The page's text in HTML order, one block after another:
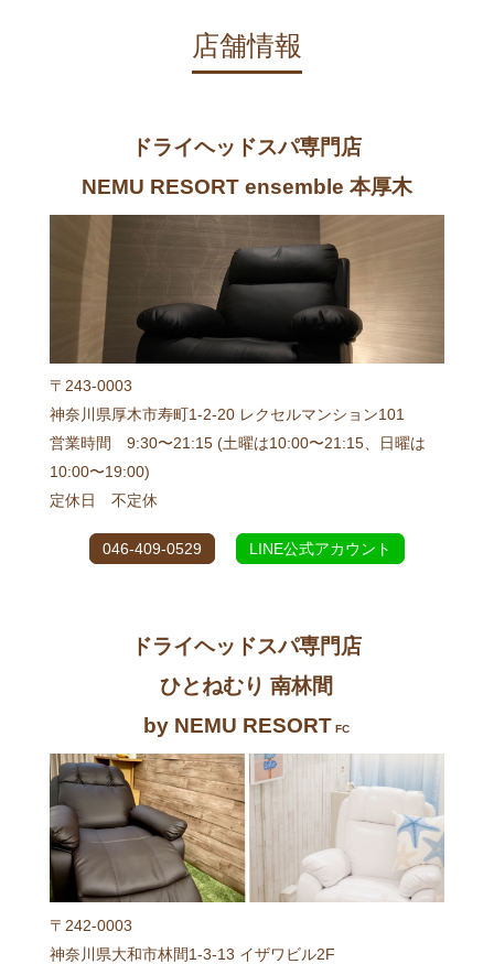
店舗情報
ドライヘッドスパ専門店
NEMU RESORT ensemble 本厚木
〒243-0003
神奈川県厚木市寿町1-2-20 レクセルマンション101
営業時間 9:30〜21:15 (土曜は10:00〜21:15、日曜は
10:00〜19:00)
定休日 不定休
046-409-0529 LINE公式アカウント
ドライヘッドスパ専門店
ひとねむり 南林間
by NEMU RESORT FC
〒242-0003
神奈川県大和市林間1-3-13 イザワビル2F